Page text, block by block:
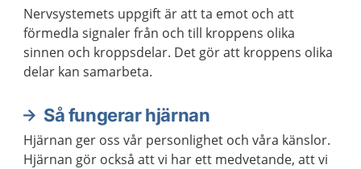
Nervsystemets uppgift är att ta emot och att
förmedla signaler från och till kroppens olika
sinnen och kroppsdelar. Det gör att kroppens olika
delar kan samarbeta.
Så fungerar hjärnan
Hjärnan ger oss vår personlighet och våra känslor.
Hjärnan gör också att vi har ett medvetande, att vi